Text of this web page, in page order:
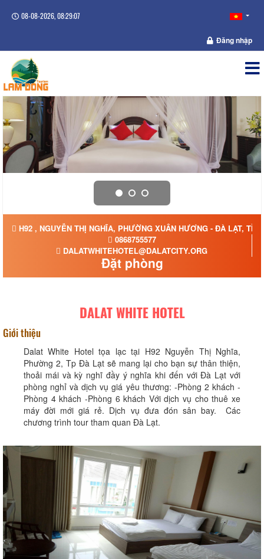
08-08-2026, 08:29:07
Đăng nhập
H92 , NGUYỄN THỊ NGHĨA, PHƯỜNG XUÂN HƯƠNG - ĐÀ LẠT,
0868755577
DALATWHITEHOTEL@DALATCITY.ORG
Đặt phòng
DALAT WHITE HOTEL
Giới thiệu
Dalat White Hotel tọa lạc tại H92 Nguyễn Thị Nghĩa,
Phường 2, Tp Đà Lạt sẽ mang lại cho bạn sự thân thiện,
thoải mái và kỳ nghĩ đầy ý nghĩa khi đến với Đà Lạt với
phòng nghỉ và dịch vụ giá yêu thương: -Phòng 2 khách -
Phòng 4 khách -Phòng 6 khách Với dịch vụ cho thuê xe
máy đời mới giá rẻ. Dịch vụ đưa đón sân bay. Các
chương trình tour tham quan Đà Lạt.